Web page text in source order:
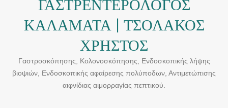
ΓΑΣΤΡΕΝΤΕΡΟΛΟΓΟΣ
ΚΑΛΑΜΑΤΑ | ΤΣΟΛΑΚΟΣ
ΧΡΗΣΤΟΣ
Γαστροσκόπησης, Κολονοσκόπησης, Ενδοσκοπικής λήψης
βιοψιών, Ενδοσκοπικής αφαίρεσης πολύποδων, Αντιμετώπισης
αιφνίδιας αιμορραγίας πεπτικού.